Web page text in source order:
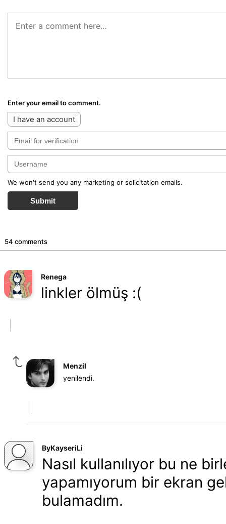
Enter your email to comment.
I have an account
We won't send you any marketing or solicitation emails.
Submit
54 comments
Renega
linkler ölmüş :(
Menzil
yenilendi.
ByKayseriLi
Nasıl kullanılıyor bu ne
yapamıyorum bir ekran
bulamadım.